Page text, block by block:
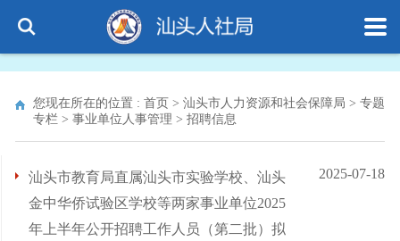
您现在所在的位置 : 首页 > 汕头市人力资源和社会保障局 > 专题
专栏 > 事业单位人事管理 > 招聘信息
汕头市教育局直属汕头市实验学校、汕头
金中华侨试验区学校等两家事业单位2025
年上半年公开招聘工作人员（第二批）拟
2025-07-18